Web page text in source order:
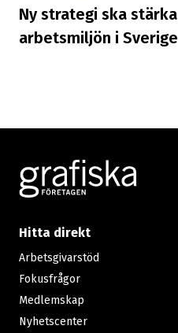
Ny strategi ska stärka
arbetsmiljön i Sverige
Footer
Hitta direkt
Arbetsgivarstöd
Fokusfrågor
Medlemskap
Nyhetscenter